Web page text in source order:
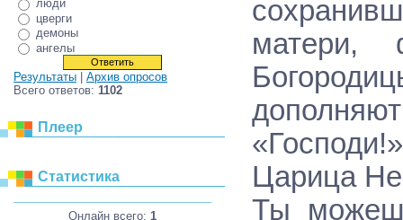
люди
цверги
демоны
ангелы
Результаты
Архив опросов
Всего ответов: 1102
Плеер
Статистика
Онлайн всего: 1
матери,
Царица
Ты